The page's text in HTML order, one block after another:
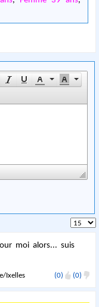
moi alors... suis
Ixelles (0) (0)